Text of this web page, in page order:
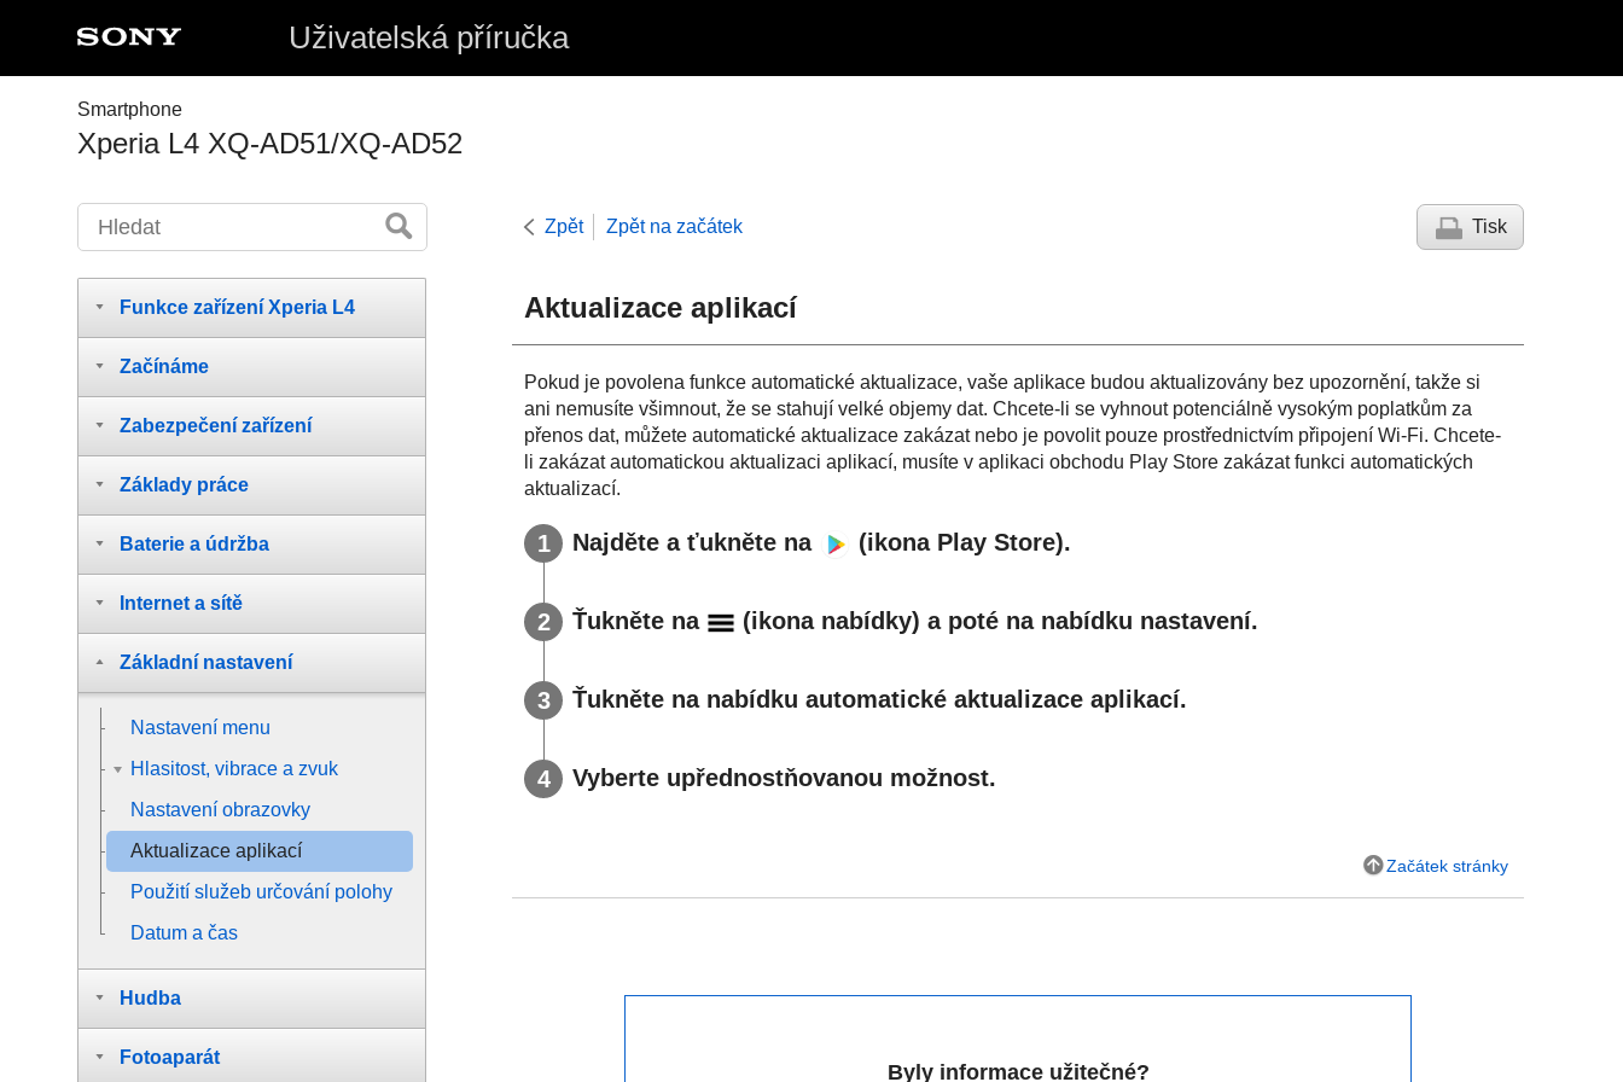
Uživatelská příručka
Smartphone
Xperia L4 XQ-AD51/XQ-AD52
Zpět Zpět na začátek Tisk
Aktualizace aplikací
Pokud je povolena funkce automatické aktualizace, vaše aplikace budou aktualizovány bez upozornění, takže si
ani nemusíte všimnout, že se stahují velké objemy dat. Chcete-li se vyhnout potenciálně vysokým poplatkům za
přenos dat, můžete automatické aktualizace zakázat nebo je povolit pouze prostřednictvím připojení Wi-Fi. Chcete-
li zakázat automatickou aktualizaci aplikací, musíte v aplikaci obchodu Play Store zakázat funkci automatických
aktualizací.
Najděte a ťukněte na (ikona Play Store).
Ťukněte na (ikona nabídky) a poté na nabídku nastavení.
Ťukněte na nabídku automatické aktualizace aplikací.
Vyberte upřednostňovanou možnost.
Začátek stránky
Byly informace užitečné?
Funkce zařízení Xperia L4
Začínáme
Zabezpečení zařízení
Základy práce
Baterie a údržba
Internet a sítě
Základní nastavení
Nastavení menu
Hlasitost, vibrace a zvuk
Nastavení obrazovky
Aktualizace aplikací
Použití služeb určování polohy
Datum a čas
Hudba
Fotoaparát